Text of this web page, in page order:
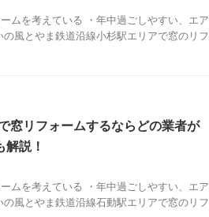
ムを考えている ・年中過ごしやすい、エア
風とやま鉄道沿線小杉駅エリアで窓のリフ
窓リフォームするならどの業者が
説！
ムを考えている ・年中過ごしやすい、エア
風とやま鉄道沿線石動駅エリアで窓のリフ